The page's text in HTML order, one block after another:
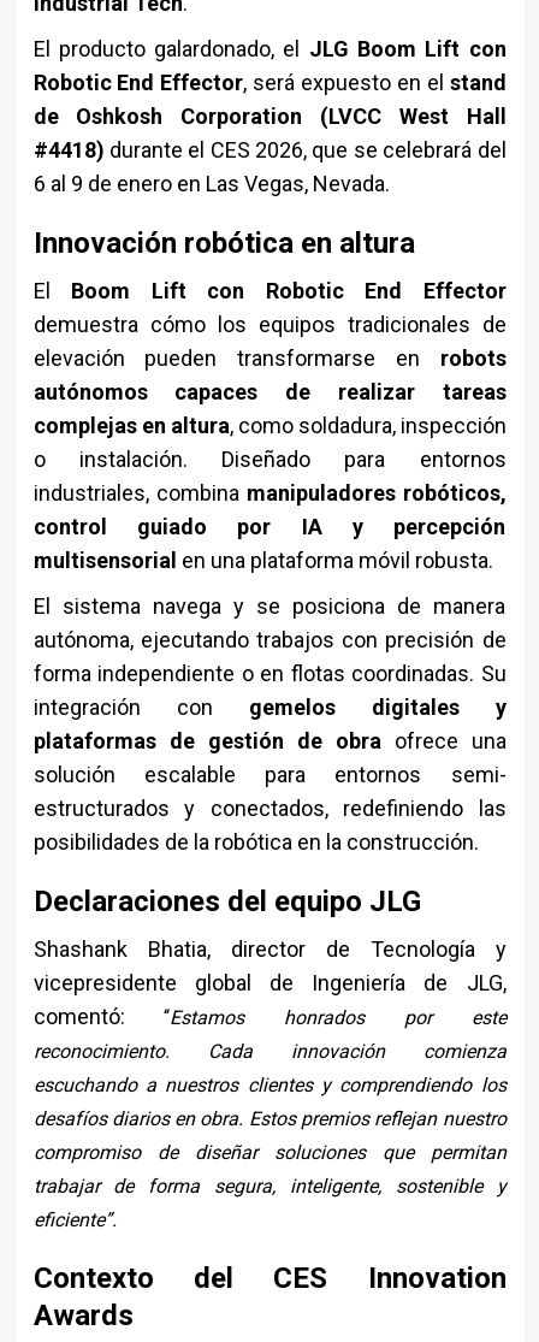
El producto galardonado, el JLG Boom Lift con
Robotic End Effector, será expuesto en el stand
de Oshkosh Corporation (LVCC West Hall
#4418) durante el CES 2026, que se celebrará del
6 al 9 de enero en Las Vegas, Nevada.
Innovación robótica en altura
El Boom Lift con Robotic End Effector
demuestra cómo los equipos tradicionales de
elevación pueden transformarse en robots
autónomos capaces de realizar tareas
complejas en altura, como soldadura, inspección
o instalación. Diseñado para entornos
industriales, combina manipuladores robóticos,
control guiado por IA y percepción
multisensorial en una plataforma móvil robusta.
El sistema navega y se posiciona de manera
autónoma, ejecutando trabajos con precisión de
forma independiente o en flotas coordinadas. Su
integración con gemelos digitales y
plataformas de gestión de obra ofrece una
solución escalable para entornos semi-
estructurados y conectados, redefiniendo las
posibilidades de la robótica en la construcción.
Declaraciones del equipo JLG
Shashank Bhatia, director de Tecnología y
vicepresidente global de Ingeniería de JLG,
comentó:“Estamos honrados por este
reconocimiento. Cada innovación comienza
escuchando a nuestros clientes y comprendiendo los
desafíos diarios en obra. Estos premios reflejan nuestro
compromiso de diseñar soluciones que permitan
trabajar de forma segura, inteligente, sostenible y
eficiente”.
Contexto del CES Innovation
Awards